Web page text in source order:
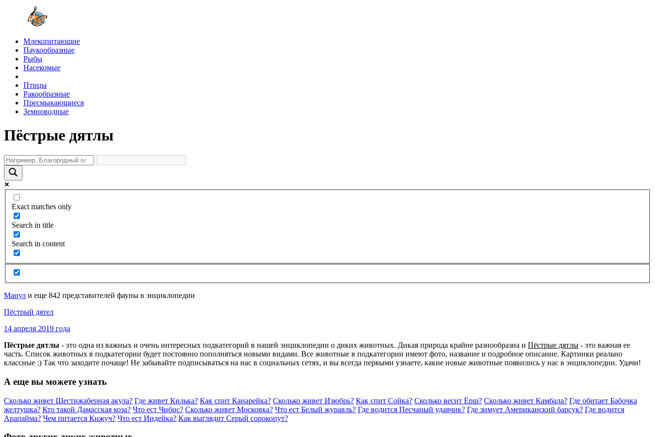
Млекопитающие
Паукообразные
Рыбы
Насекомые
Птицы
Ракообразные
Пресмыкающиеся
Земноводные
Пёстрые дятлы
Exact matches only
Search in title
Search in content
Манул и еще 842 представителей фауны в энциклопедии
Пёстрый дятел
14 апреля 2019 года
Пёстрые дятлы - это одна из важных и очень интересных подкатегорий в нашей энциклопедии о диких животных. Дикая природа крайне разнообразна и Пёстрые дятлы - это важная ее
часть. Список животных в подкатегории будет постоянно пополняться новыми видами. Все животные в подкатегории имеют фото, название и подробное описание. Картинки реально
классные :) Так что заходите почаще! Не забывайте подписываться на нас в социальных сетях, и вы всегда первыми узнаете, какие новые животные появились у нас в энциклопедии. Удачи!
А еще вы можете узнать
Сколько живет Шестижаберная акула? Где живет Килька? Как спит Канарейка? Сколько живет Изюбрь? Как спит Сойка? Сколько весит Ёрш? Сколько живет Камбала? Где обитает Бабочка
желтушка? Кто такой Дамасская коза? Что ест Чибис? Сколько живет Московка? Что ест Белый журавль? Где водится Песчаный удавчик? Где зимует Американский барсук? Где водится
Арапайма? Чем питается Кижуч? Что ест Индейка? Как выглядит Серый сорокопут?